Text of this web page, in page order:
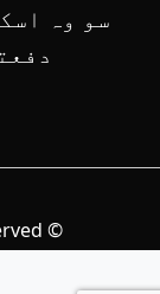
سو وہ
© Copyright 2021, All Rights Reserved